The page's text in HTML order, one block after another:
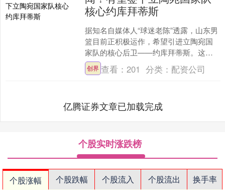
核心约库拜蒂斯
据知名自媒体人“球迷老陈”透露，山东男
篮目前正积极运作，希望引进立陶宛国
家队的核心后卫——约库拜蒂斯。这位
身高1.93米、体重91公斤的控球后卫以其
左手操作闻名....
创界 查看：201 分类： 配资公司
亿腾证券文章已加载完成
个股实时涨跌榜
个股涨幅 个股跌幅 个股流入 个股流出
换手率